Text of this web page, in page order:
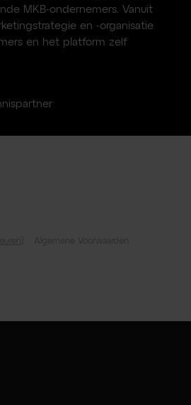
MKB-ondernemers. Vanuit
en -organisatie
en het platform zelf